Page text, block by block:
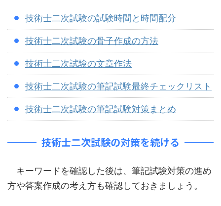
技術士二次試験の試験時間と時間配分
技術士二次試験の骨子作成の方法
技術士二次試験の文章作法
技術士二次試験の筆記試験最終チェックリスト
技術士二次試験の筆記試験対策まとめ
技術士二次試験の対策を続ける
キーワードを確認した後は、筆記試験対策の進め
方や答案作成の考え方も確認しておきましょう。